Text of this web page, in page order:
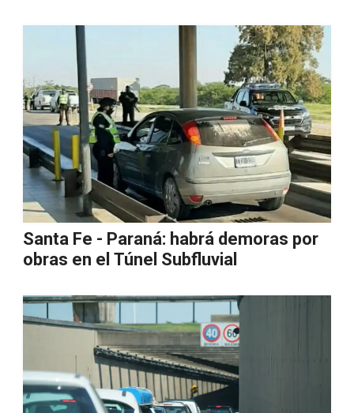
Santa Fe - Paraná: habrá demoras por
obras en el Túnel Subfluvial